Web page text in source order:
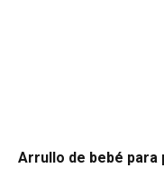
Arrullo de bebé para